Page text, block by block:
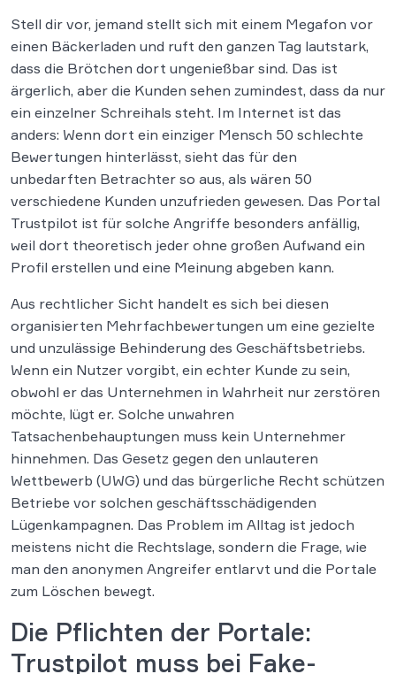
Stell dir vor, jemand stellt sich mit einem Megafon vor
einen Bäckerladen und ruft den ganzen Tag lautstark,
dass die Brötchen dort ungenießbar sind. Das ist
ärgerlich, aber die Kunden sehen zumindest, dass da nur
ein einzelner Schreihals steht. Im Internet ist das
anders: Wenn dort ein einziger Mensch 50 schlechte
Bewertungen hinterlässt, sieht das für den
unbedarften Betrachter so aus, als wären 50
verschiedene Kunden unzufrieden gewesen. Das Portal
Trustpilot ist für solche Angriffe besonders anfällig,
weil dort theoretisch jeder ohne großen Aufwand ein
Profil erstellen und eine Meinung abgeben kann.
Aus rechtlicher Sicht handelt es sich bei diesen
organisierten Mehrfachbewertungen um eine gezielte
und unzulässige Behinderung des Geschäftsbetriebs.
Wenn ein Nutzer vorgibt, ein echter Kunde zu sein,
obwohl er das Unternehmen in Wahrheit nur zerstören
möchte, lügt er. Solche unwahren
Tatsachenbehauptungen muss kein Unternehmer
hinnehmen. Das Gesetz gegen den unlauteren
Wettbewerb (UWG) und das bürgerliche Recht schützen
Betriebe vor solchen geschäftsschädigenden
Lügenkampagnen. Das Problem im Alltag ist jedoch
meistens nicht die Rechtslage, sondern die Frage, wie
man den anonymen Angreifer entlarvt und die Portale
zum Löschen bewegt.
Die Pflichten der Portale:
Trustpilot muss bei Fake-